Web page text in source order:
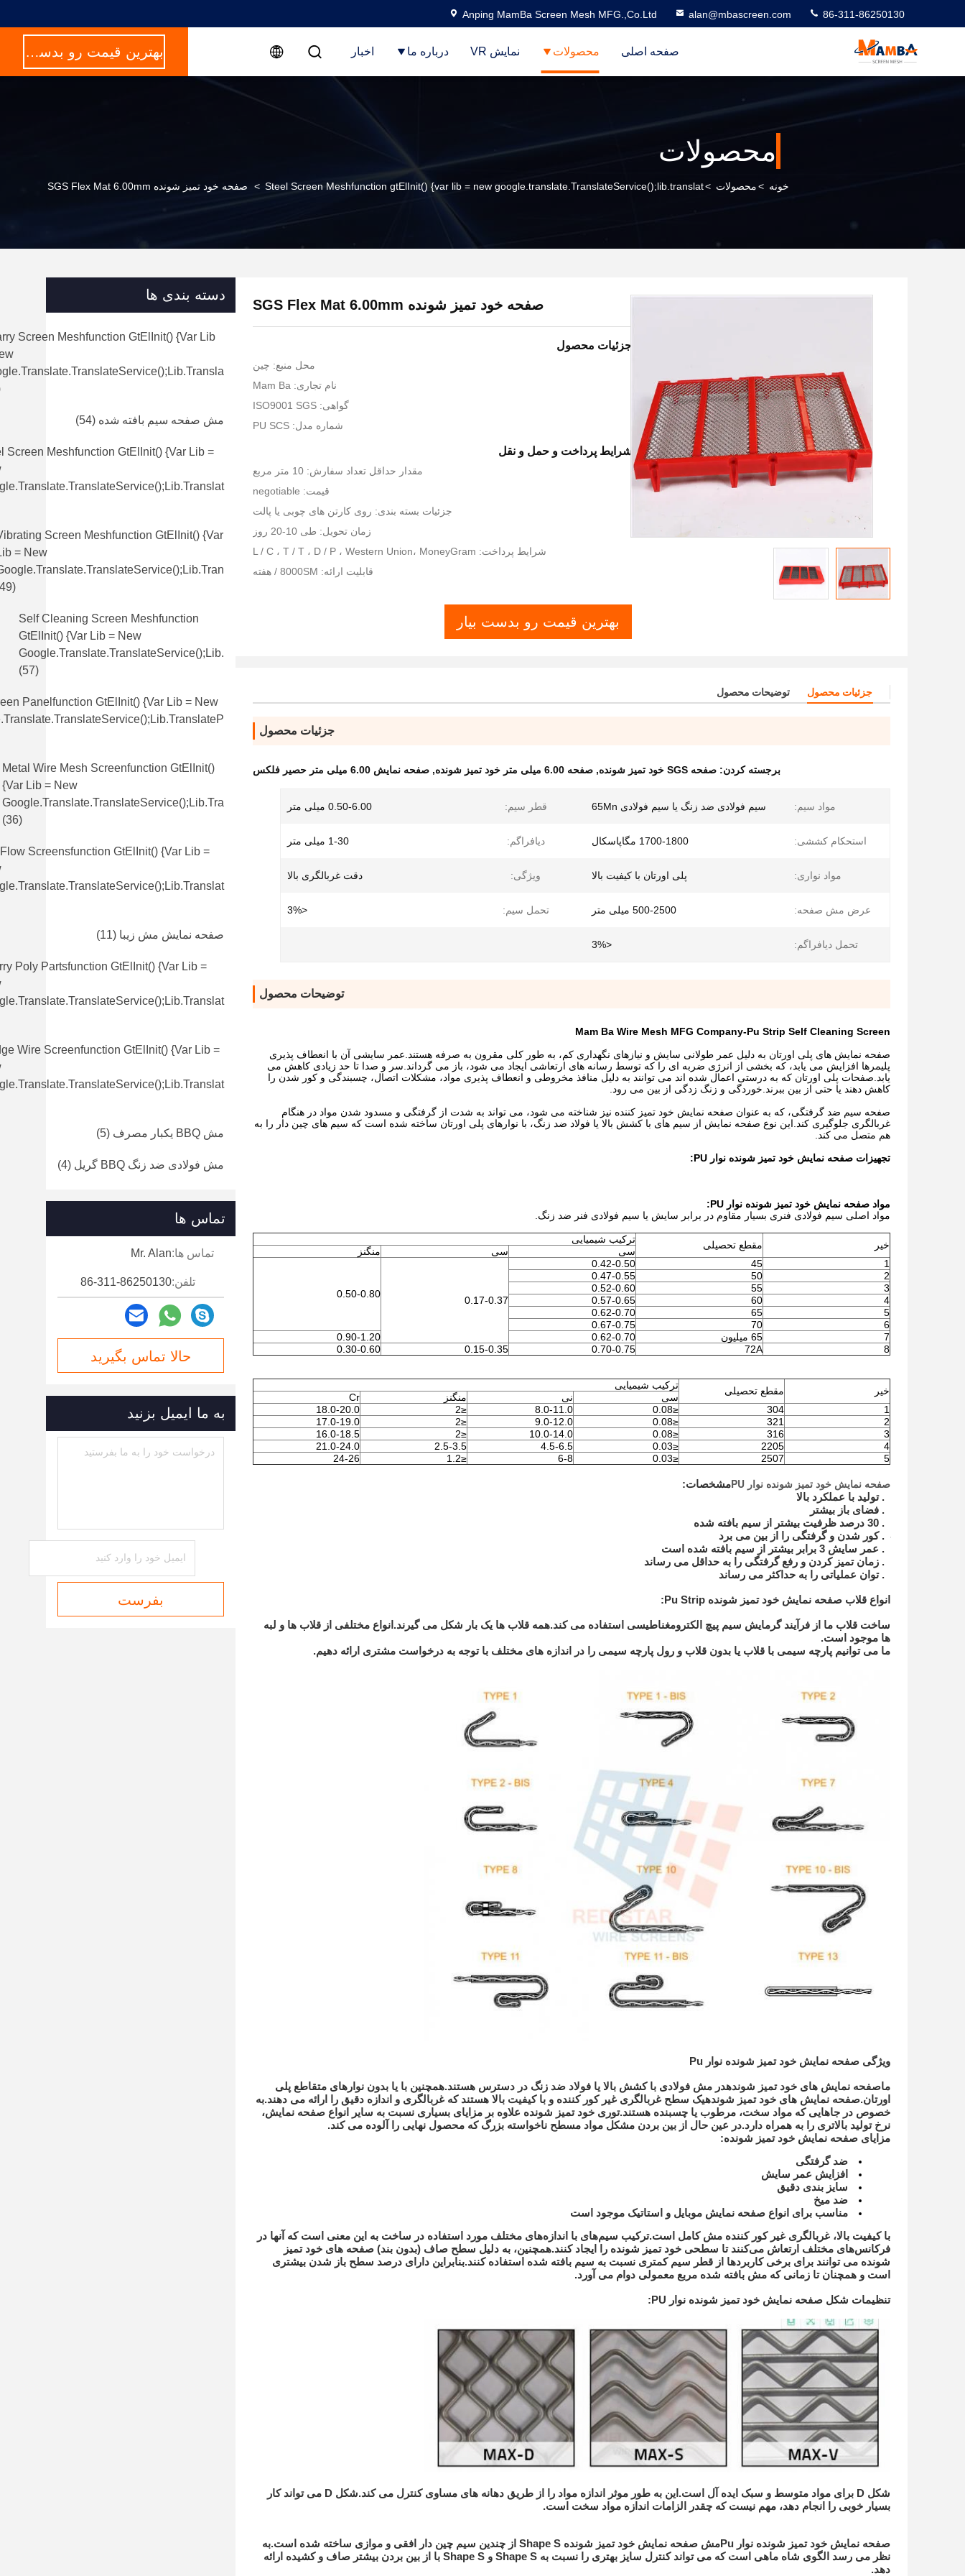
Anping MamBa Screen Mesh MFG.,Co.Ltd alan@mbascreen.com 86-311-86250130
صفحه اصلی محصولات نمایش VR درباره ما اخبار بهترین قیمت رو بدست بیار
محصولات
خونه >محصولات >
Steel Screen Meshfunction gtElInit() {var lib = new google.translate.TranslateService();lib.translat
> صفحه خود تمیز شونده SGS Flex Mat 6.00mm
صفحه خود تمیز شونده SGS Flex Mat 6.00mm
جزئیات محصول
محل منبع: چین
نام تجاری: Mam Ba
گواهی: ISO9001 SGS
شماره مدل: PU SCS
شرایط پرداخت و حمل و نقل
مقدار حداقل تعداد سفارش: 10 متر مربع
قیمت: negotiable
جزئیات بسته بندی: روی کارتن های چوبی یا پالت
زمان تحویل: طی 10-20 روز
شرایط پرداخت: L / C ، T / T ، D / P ، Western Union، MoneyGram
قابلیت ارائه: 8000SM / هفته
بهترین قیمت رو بدست بیار
جزئیات محصول توضیحات محصول
جزئیات محصول
برجسته کردن: صفحه SGS خود تمیز شونده , صفحه 6.00 میلی متر خود تمیز شونده , صفحه نمایش 6.00 میلی متر حصیر فلکس
مواد سیم: سیم فولادی ضد زنگ یا سیم فولادی 65Mn قطر سیم: 0.50-6.00 میلی متر
استحکام کششی: 1700-1800 مگاپاسکال دیافراگم: 1-30 میلی متر
مواد نواری: پلی اورتان با کیفیت بالا ویژگی: دقت غربالگری بالا
عرض مش صفحه: 500-2500 میلی متر تحمل سیم: <3%
تحمل دیافراگم: <3%
توضیحات محصول
Mam Ba Wire Mesh MFG Company-Pu Strip Self Cleaning Screen
صفحه نمایش های پلی اورتان به دلیل عمر طولانی سایش و نیازهای نگهداری کم، به طور کلی مقرون به صرفه هستند.عمر سایشی آن با انعطاف پذیری
پلیمرها افزایش می یابد، که بخشی از انرژی ضربه ای را که توسط رسانه های ارتعاشی ایجاد می شود، باز می گرداند.سر و صدا تا حد زیادی کاهش می
یابد.صفحات پلی اورتان که به درستی اعمال شده اند می توانند به دلیل منافذ مخروطی و انعطاف پذیری مواد، مشکلات اتصال، چسبندگی و کور شدن را
کاهش دهند یا حتی از بین ببرند.خوردگی و زنگ زدگی از بین می رود.
صفحه سیم ضد گرفتگی، که به عنوان صفحه نمایش خود تمیز کننده نیز شناخته می شود، می تواند به شدت از گرفتگی و مسدود شدن مواد در هنگام
غربالگری جلوگیری کند.این نوع صفحه نمایش از سیم های با کشش بالا یا فولاد ضد زنگ، با نوارهای پلی اورتان ساخته شده است که سیم های چین دار را به
هم متصل می کند.
تجهیزات صفحه نمایش خود تمیز شونده نوار PU:
مواد صفحه نمایش خود تمیز شونده نوار PU:
مواد اصلی سیم فولادی فنری بسیار مقاوم در برابر سایش یا سیم فولادی فنر ضد زنگ.
خیر مقطع تحصیلی
ترکیب شیمیایی
سی
سی
منگنز
1
45
0.42-0.50
0.17-0.37
0.50-0.80
2
50
0.47-0.55
3
55
0.52-0.60
4
60
0.57-0.65
5
65
0.62-0.70
6
70
0.67-0.75
7
65 میلیون 0.62-0.70
0.90-1.20
8
72A
0.70-0.75
0.15-0.35
0.30-0.60
خیر مقطع تحصیلی
ترکیب شیمیایی
سی
نی منگنز
Cr
1
304
≤0.08
8.0-11.0
≤2
18.0-20.0
2
321
≤0.08
9.0-12.0
≤2
17.0-19.0
3
316
≤0.08
10.0-14.0
≤2
16.0-18.5
4
2205
≤0.03
4.5-6.5
2.5-3.5
21.0-24.0
5
2507
≤0.03
6-8
≤1.2
24-26
صفحه نمایش خود تمیز شونده نوار PU
مشخصات:
انواع قلاب صفحه نمایش خود تمیز شونده Pu Strip:
ساخت قلاب ما از فرآیند گرمایش سیم پیچ الکترومغناطیسی استفاده می کند.همه قلاب ها یک بار شکل می گیرند.انواع مختلفی از قلاب ها و لبه
ها موجود است.
ما می توانیم پارچه سیمی با قلاب یا بدون قلاب و رول پارچه سیمی را در اندازه های مختلف با توجه به درخواست مشتری ارائه دهیم.
ویژگی صفحه نمایش خود تمیز شونده نوار Pu
ماصفحه نمایش های خود تمیز شوندهدر مش فولادی با کشش بالا یا فولاد ضد زنگ در دسترس هستند.همچنین با یا بدون نوارهای متقاطع پلی
اورتان.صفحه نمایش های خود تمیز شوندهیک سطح غربالگری غیر کور کننده و با کیفیت بالا هستند که غربالگری و اندازه دقیق را ارائه می دهند.به
خصوص در جاهایی که مواد سخت، مرطوب یا چسبنده هستند.توری خود تمیز شونده علاوه بر مزایای بسیاری نسبت به سایر انواع صفحه نمایش،
نرخ تولید بالاتری را به همراه دارد.در عین حال از بین بردن مشکل مواد مسطح ناخواسته بزرگ که محصول نهایی را آلوده می کند.
مزایای صفحه نمایش خود تمیز شونده:
ضد گرفتگی
افزایش عمر سایش
سایز بندی دقیق
ضد میخ
مناسب برای انواع صفحه نمایش موبایل و استاتیک موجود است
با کیفیت بالا، غربالگری غیر کور کننده مش کامل است.ترکیب سیم‌های با اندازه‌های مختلف مورد استفاده در ساخت به این معنی است که آنها در
فرکانس‌های مختلف ارتعاش می‌کنند تا سطحی خود تمیز شونده را ایجاد کنند.همچنین، به دلیل سطح صاف (بدون بند) صفحه های خود تمیز
شونده می توانند برای برخی کاربردها از قطر سیم کمتری نسبت به سیم بافته شده استفاده کنند.بنابراین دارای درصد سطح باز شدن بیشتری
است و همچنان تا زمانی که مش بافته شده مربع معمولی دوام می آورد.
تنظیمات شکل صفحه نمایش خود تمیز شونده نوار PU:
شکل D برای مواد متوسط ​​و سبک ایده آل است.این به طور موثر اندازه مواد را از طریق دهانه های مساوی کنترل می کند.شکل D می تواند کار
بسیار خوبی را انجام دهد، مهم نیست که چقدر الزامات اندازه مواد سخت است.
صفحه نمایش خود تمیز شونده نوار Pu
مش صفحه نمایش خود تمیز شونده Shape S از چندین سیم چین دار افقی و موازی ساخته شده است.به
نظر می رسد الگوی شاه ماهی است که می تواند کنترل سایز بهتری را نسبت به Shape S و Shape S با از بین بردن بیشتر صاف و کشیده ارائه
دهد.
دسته بندی ها
Screen Meshfunction GtElInit() {var Lib
مش صفحه سیم بافته شده (54)
Screen Meshfunction GtElInit() {var Lib =
Screen Meshfunction GtElInit() {var
= New
Self Cleaning Screen Meshfunction
GtElInit() {var Lib = New
Google.translate.TranslateService();lib.
(57)
Panelfunction GtElInit() {var Lib = New
Metal Wire Mesh Screenfunction GtElInit()
{var Lib = New
Google.translate.TranslateService();lib.tra
(36)
Screensfunction GtElInit() {var Lib =
صفحه نمایش مش زیبا (11)
Poly Partsfunction GtElInit() {var Lib =
Wire Screenfunction GtElInit() {var Lib =
مش BBQ یکبار مصرف (5)
مش فولادی ضد زنگ BBQ گریل (4)
تماس ها
تماس ها:Mr. Alan
تلفن:86-311-86250130
حالا تماس بگیرید
به ما ایمیل بزنید
بفرست